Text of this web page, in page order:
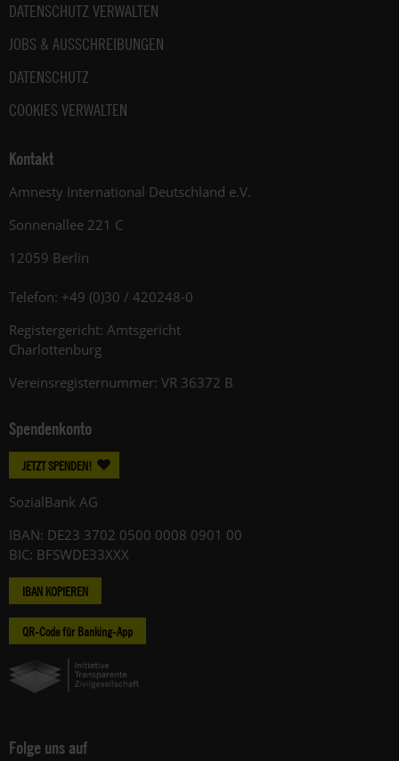
DATENSCHUTZ VERWALTEN
JOBS & AUSSCHREIBUNGEN
DATENSCHUTZ
COOKIES VERWALTEN
Kontakt
Amnesty International Deutschland e.V.
Sonnenallee 221 C
12059 Berlin
Telefon: +49 (0)30 / 420248-0
Registergericht: Amtsgericht
Charlottenburg
Vereinsregisternummer: VR 36372 B
Spendenkonto
JETZT SPENDEN!
SozialBank AG
IBAN: DE23 3702 0500 0008 0901 00
BIC: BFSWDE33XXX
IBAN KOPIEREN
QR-Code für Banking-App
Folge uns auf